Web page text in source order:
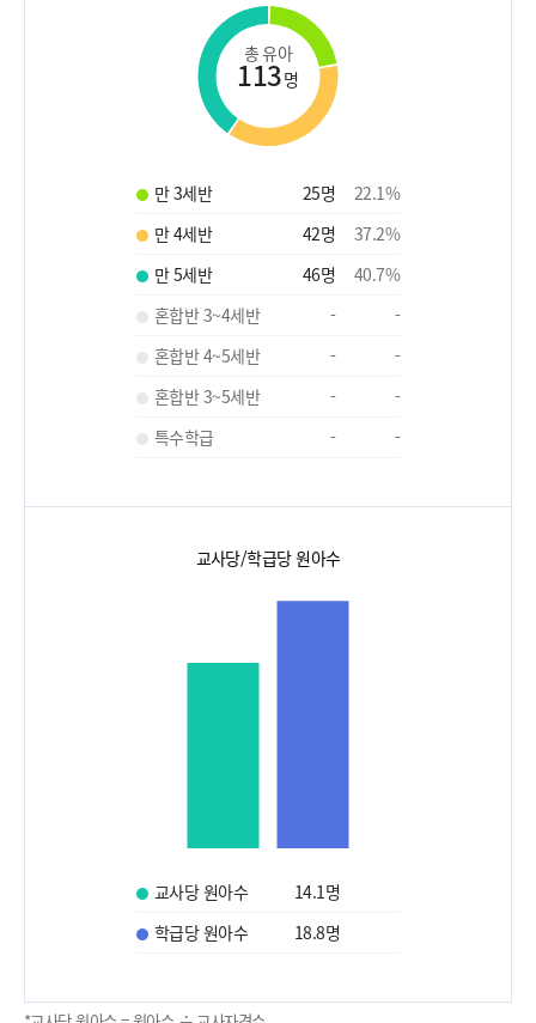
총 유아
113명
만 3세반 25명 22.1%
만 4세반
42명 37.2%
만 5세반
46명 40.7%
혼합반 3~4세반
-
-
혼합반 4~5세반
-
-
혼합반 3~5세반
-
-
특수학급
- -
교사당/학급당 원아수
교사당 원아수 14.1명
학급당 원아수
18.8명